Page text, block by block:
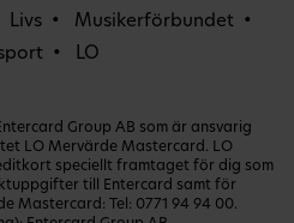
Livs
Musikerförbundet
LO
Group AB som är ansvarig
LO Mervärde Mastercard. LO
speciellt framtaget för dig som
till Entercard samt för
Mastercard: Tel: 0771 94 94 00.